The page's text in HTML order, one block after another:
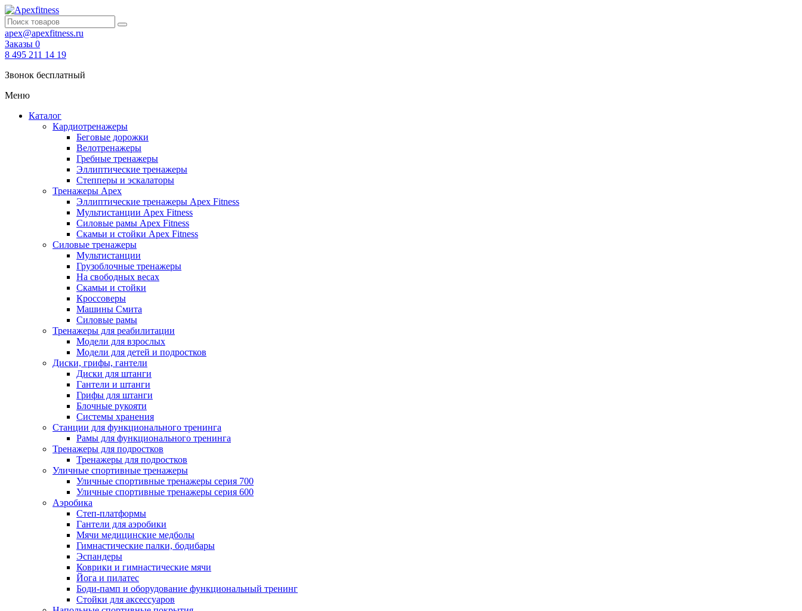
apex@apexfitness.ru
Заказы 0
8 495 211 14 19
Звонок бесплатный
Меню
Каталог
Кардиотренажеры
Беговые дорожки
Велотренажеры
Гребные тренажеры
Эллиптические тренажеры
Степперы и эскалаторы
Тренажеры Apex
Эллиптические тренажеры Apex Fitness
Мультистанции Apex Fitness
Силовые рамы Apex Fitness
Скамьи и стойки Apex Fitness
Силовые тренажеры
Мультистанции
Грузоблочные тренажеры
На свободных весах
Скамьи и стойки
Кроссоверы
Машины Смита
Силовые рамы
Тренажеры для реабилитации
Модели для взрослых
Модели для детей и подростков
Диски, грифы, гантели
Диски для штанги
Гантели и штанги
Грифы для штанги
Блочные рукояти
Системы хранения
Станции для функционального тренинга
Рамы для функционального тренинга
Тренажеры для подростков
Тренажеры для подростков
Уличные спортивные тренажеры
Уличные спортивные тренажеры серия 700
Уличные спортивные тренажеры серия 600
Аэробика
Степ-платформы
Гантели для аэробики
Мячи медицинские медболы
Гимнастические палки, бодибары
Эспандеры
Коврики и гимнастические мячи
Йога и пилатес
Боди-памп и оборудование функциональный тренинг
Стойки для аксессуаров